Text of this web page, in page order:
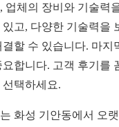
업체의 장비와 기술력
있고, 다양한 기술력을
결할 수 있습니다. 마지
요합니다. 고객 후기를
선택하세요.
화성 기안동에서 오